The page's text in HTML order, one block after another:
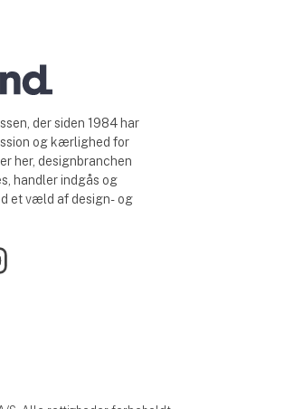
der siden 1984 har
og kærlighed for
her, designbranchen
handler indgås og
et væld af design- og